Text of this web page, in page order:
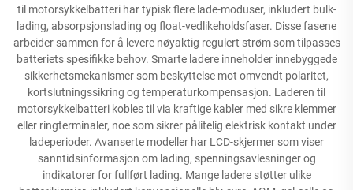
til motorsykkelbatteri har typisk flere lade-moduser, inkludert bulk-
lading, absorpsjonslading og float-vedlikeholdsfaser. Disse fasene
arbeider sammen for å levere nøyaktig regulert strøm som tilpasses
batteriets spesifikke behov. Smarte ladere inneholder innebyggede
sikkerhetsmekanismer som beskyttelse mot omvendt polaritet,
kortslutningssikring og temperaturkompensasjon. Laderen til
motorsykkelbatteri kobles til via kraftige kabler med sikre klemmer
eller ringterminaler, noe som sikrer pålitelig elektrisk kontakt under
ladeperioder. Avanserte modeller har LCD-skjermer som viser
sanntidsinformasjon om lading, spenningsavlesninger og
indikatorer for fullført lading. Mange ladere støtter ulike